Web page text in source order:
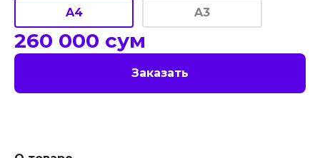
A4
A3
260 000 сум
Заказать